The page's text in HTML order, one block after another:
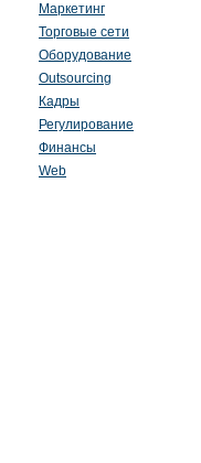
Маркетинг
Торговые сети
Оборудование
Outsourcing
Кадры
Регулирование
Финансы
Web